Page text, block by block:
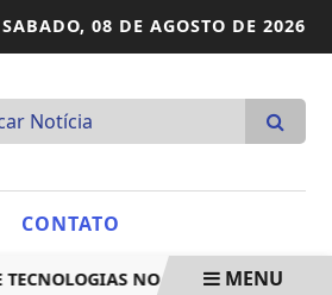
SABADO, 08 DE AGOSTO DE 2026
CONTATO
NO TRATAMENTO MP
MENU